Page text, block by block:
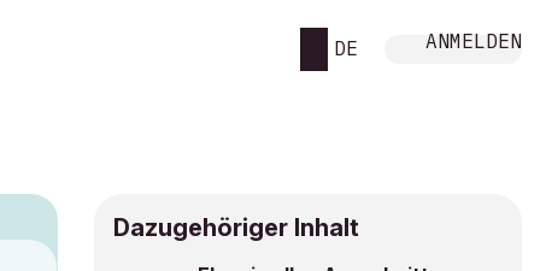
DE ANMELDEN
Dazugehöriger Inhalt